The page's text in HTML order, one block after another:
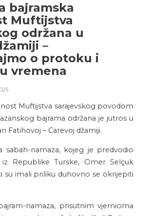
bajramska
Muftijstva
održana u
–
o protoku i
vremena
Muftijstva sarajevskog povodom
bajrama održana je jutros u
Fatihovoj – Carevoj džamiji.
sabah-namaza, kojeg je predvodio
Republike Turske, Omer Selçuk
su imali priliku duhovno se okrijepiti
namaza, prisutnim vjernicima